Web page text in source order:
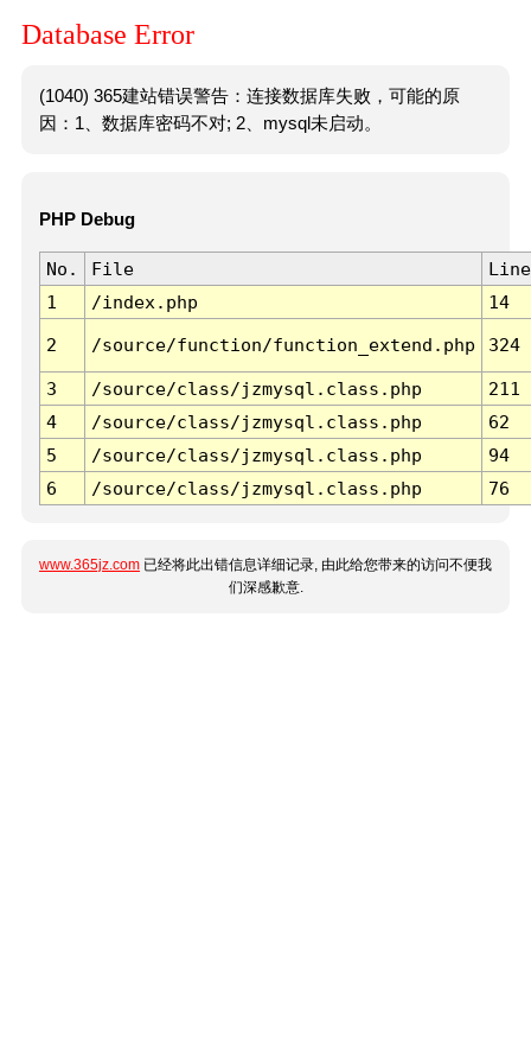
Database Error
(1040) 365建站错误警告：连接数据库失败，可能的原
因：1、数据库密码不对; 2、mysql未启动。
PHP Debug
No. File
Line
1
/index.php 14
2 /source/function/function_extend.php 324
3 /source/class/jzmysql.class.php
211
4
/source/class/jzmysql.class.php
62
5
/source/class/jzmysql.class.php
94
6
/source/class/jzmysql.class.php 76
www.365jz.com 已经将此出错信息详细记录, 由此给您带来的访问不便我
们深感歉意.